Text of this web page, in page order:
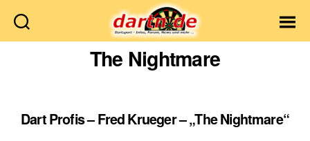
Dartn.de
The Nightmare
Dart Profis – Fred Krueger – „The Nightmare“